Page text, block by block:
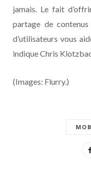
jamais. Le fait
partage de
d’utilisateurs vous
indique Chris
(Images: Flurry.)